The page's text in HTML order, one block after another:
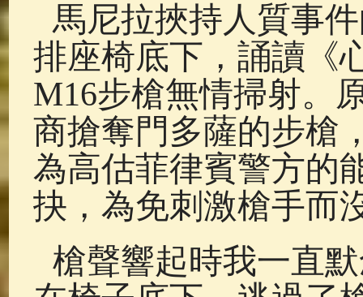
馬尼拉挾持人質事
排座椅底下，誦讀《
M16步槍無情掃射。
商搶奪門多薩的步槍
為高估菲律賓警方的
抉，為免刺激槍手而
槍聲響起時我一直